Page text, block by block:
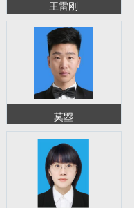
王雷刚
莫曌